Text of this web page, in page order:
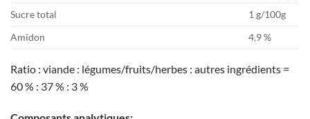
Sucre total
1 g/100g
Amidon
4,9 %
Ratio : viande : légumes/fruits/herbes : autres ingrédients =
60 % : 37 % : 3 %